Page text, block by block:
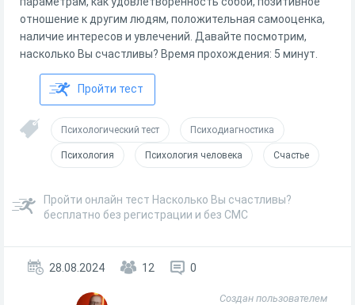
отношение к другим людям, положительная самооценка,
наличие интересов и увлечений. Давайте посмотрим,
насколько Вы счастливы? Время прохождения: 5 минут.
Пройти тест
Психологический тест Психодиагностика
Психология Психология человека Счастье
Пройти онлайн тест Насколько Вы счастливы?
бесплатно без регистрации и без СМС
28.08.2024 12 0
Создан пользователем